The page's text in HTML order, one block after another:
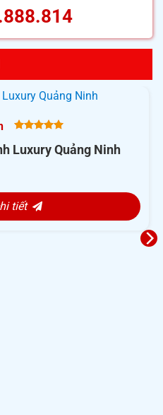
of 5
Luxury Quảng Ninh
tiết